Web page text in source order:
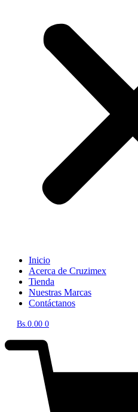
Inicio
Acerca de Cruzimex
Tienda
Nuestras Marcas
Contáctanos
Bs.0.00 0